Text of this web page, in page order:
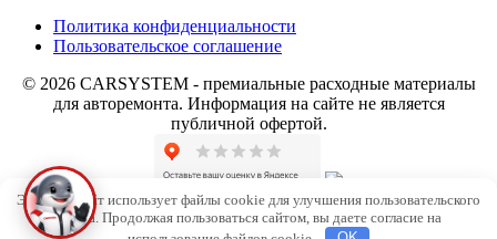
Политика конфиденциальности
Пользовательское соглашение
© 2026 CARSYSTEM - премиальные расходные материалы
для авторемонта. Информация на сайте не является
публичной офертой.
Этот веб-сайт использует файлы cookie для улучшения пользовательского
опыта. Продолжая пользоваться сайтом, вы даете согласие на